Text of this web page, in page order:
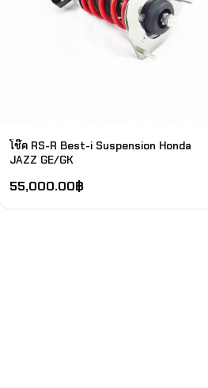
โช๊ค RS-R Best-i Suspension Honda
JAZZ GE/GK
55,000.00฿